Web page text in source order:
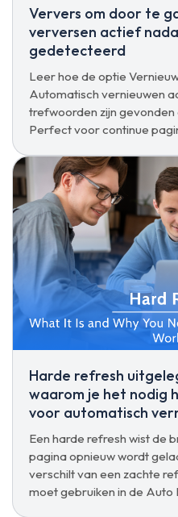
Ververs om door te
verversen actief
gedetecteerd
Leer hoe de optie
Automatisch vernieuwen
trefwoorden zijn gevonden
Perfect voor continue
Harde refresh
waarom je het nodig
voor automatisch
Een harde refresh wist de
pagina opnieuw wordt
verschilt van een zachte
moet gebruiken in de